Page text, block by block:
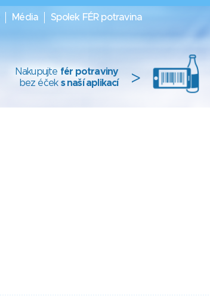
Média Spolek FÉR potravina
Nakupujte fér potraviny
bez éček s naší aplikací >